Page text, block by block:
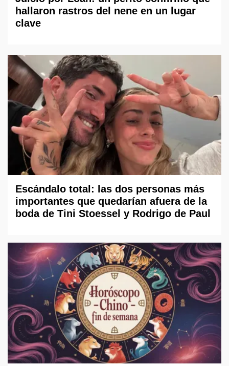
hallaron rastros del nene en un lugar
clave
Escándalo total: las dos personas más
importantes que quedarían afuera de la
boda de Tini Stoessel y Rodrigo de Paul